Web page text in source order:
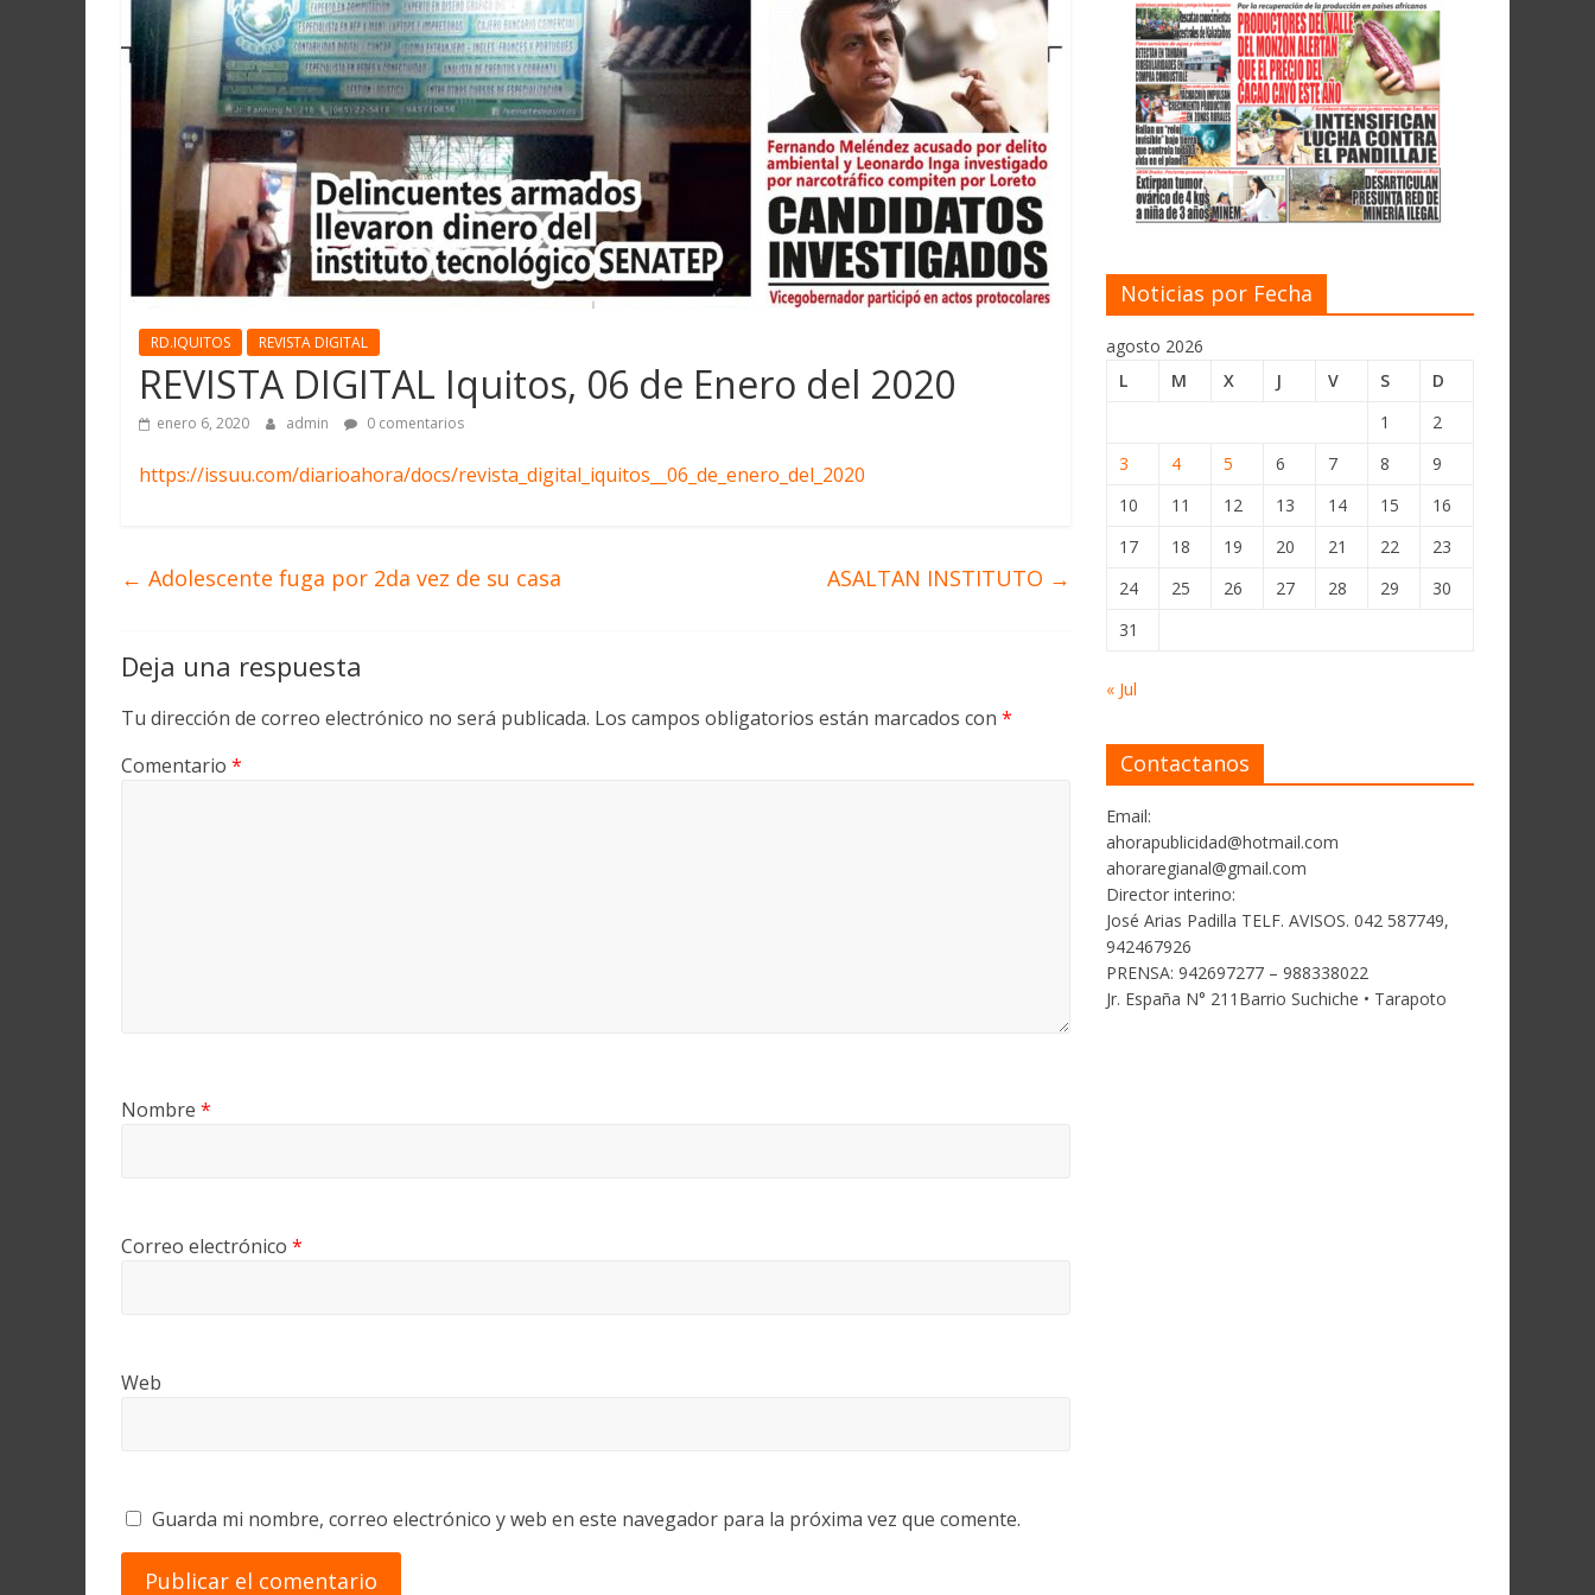
Martín
Loreto
RD.IQUITOS REVISTA DIGITAL
REVISTA DIGITAL Iquitos, 06 de Enero del 2020
enero 6, 2020 admin 0 comentarios
https://issuu.com/diarioahora/docs/revista_digital_iquitos__06_de_enero_del_2020
← Adolescente fuga por 2da vez de su casa ASALTAN INSTITUTO →
Deja una respuesta
Tu dirección de correo electrónico no será publicada. Los campos obligatorios están marcados con *
Comentario *
Nombre *
Correo electrónico *
Web
Guarda mi nombre, correo electrónico y web en este navegador para la próxima vez que comente.
Noticias por Fecha
agosto 2026
L
M X J V S
D
1
2
3
4 5 6 7 8
9
10
11 12 13 14 15
16
17
18 19 20 21 22
23
24
25 26 27 28 29
30
31
« Jul
Contactanos
Email:
ahorapublicidad@hotmail.com
ahoraregianal@gmail.com
Director interino:
José Arias Padilla TELF. AVISOS. 042 587749,
942467926
PRENSA: 942697277 – 988338022
Jr. España N° 211Barrio Suchiche • Tarapoto